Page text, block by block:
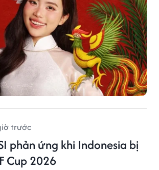
trước
phản ứng khi Indonesia bị
Cup 2026